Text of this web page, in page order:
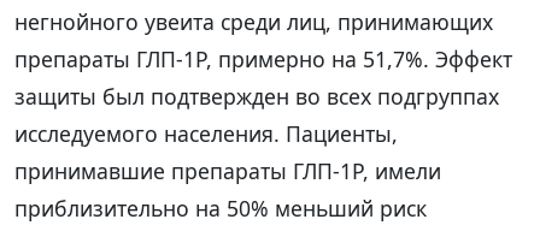
негнойного увеита среди лиц, принимающих
препараты ГЛП-1Р, примерно на 51,7%. Эффект
защиты был подтвержден во всех подгруппах
исследуемого населения. Пациенты,
принимавшие препараты ГЛП-1Р, имели
приблизительно на 50% меньший риск